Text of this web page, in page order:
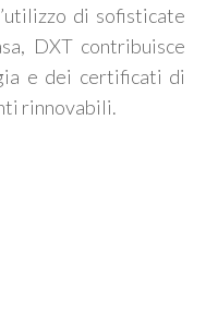
di sofisticate
DXT contribuisce
e dei certificati di
rinnovabili.